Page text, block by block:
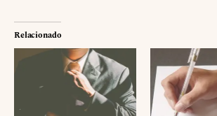
Relacionado